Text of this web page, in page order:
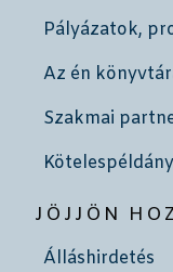
Pályázatok,
Az én
Szakmai
JÖJJÖN
Álláshirdetés